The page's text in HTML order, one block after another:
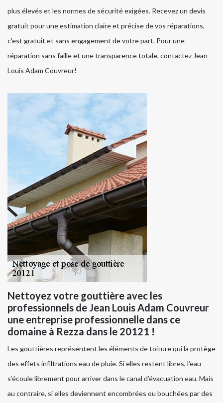
plus élevés et les normes de sécurité exigées. Recevez un devis
gratuit pour une estimation claire et précise de vos réparations,
c'est gratuit et sans engagement de votre part. Pour une
réparation sans faille et une transparence totale, contactez Jean
Louis Adam Couvreur!
Nettoyez votre gouttière avec les
professionnels de Jean Louis Adam Couvreur
une entreprise professionnelle dans ce
domaine à Rezza dans le 20121 !
Les gouttières représentent les éléments de toiture qui la protège
des effets infiltrations eau de pluie. Si elles restent libres, l’eau
s’écoule librement pour arriver dans le canal d’évacuation eau. Mais
au contraire, si elles deviennent encombrées ou bouchées par des